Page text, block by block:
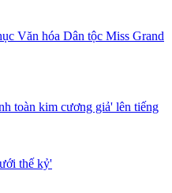
Văn hóa Dân tộc Miss Grand
toàn kim cương giả' lên tiếng
thế kỷ'